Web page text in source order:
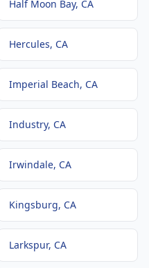
Half Moon Bay, CA
Hercules, CA
Imperial Beach, CA
Industry, CA
Irwindale, CA
Kingsburg, CA
Larkspur, CA